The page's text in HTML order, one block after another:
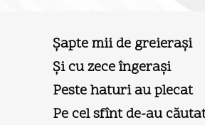
Şapte mii de greieraşi
Şi cu zece îngeraşi
Peste haturi au plecat
Pe cel sfînt de-au